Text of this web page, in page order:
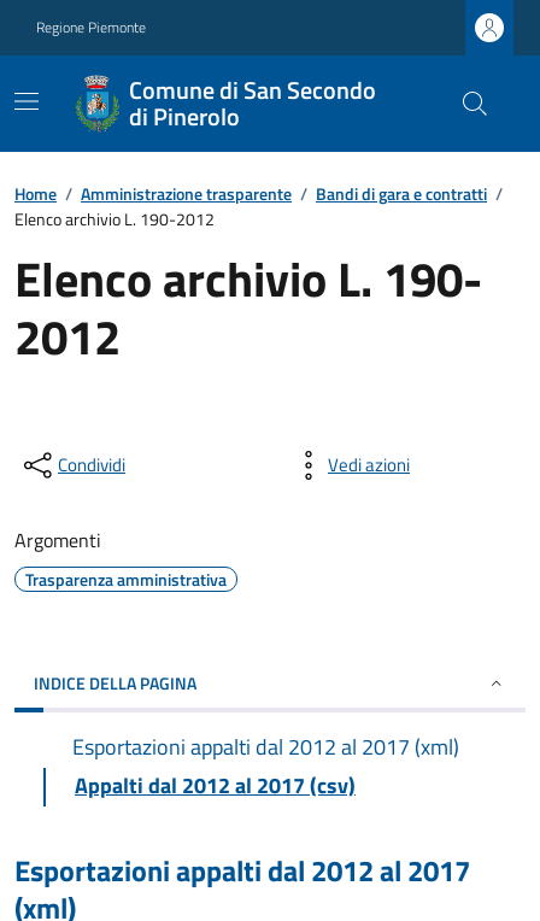
Regione Piemonte
Comune di San Secondo
di Pinerolo
Home / Amministrazione trasparente / Bandi di gara e contratti /
Elenco archivio L. 190-2012
Elenco archivio L. 190-
2012
Condividi Vedi azioni
Argomenti
Trasparenza amministrativa
INDICE DELLA PAGINA
Esportazioni appalti dal 2012 al 2017 (xml)
Appalti dal 2012 al 2017 (csv)
Esportazioni appalti dal 2012 al 2017
(xml)